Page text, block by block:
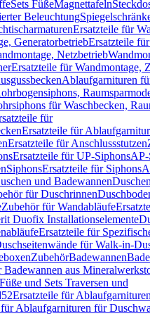
Sets FüßeMagnettafeln
Beleuchtung
Ersatzteile für
GeneratorbetriebErsatzteile
Netzbetrieb
Ersatzteile für Wandmontage,
Ablaufgarnituren
für Waschbecken,
für
Ersatzteile für
Ersatzteile für Anschlussstutzen
Ersatzteile für UP-SiphonsAP-
SiphonsErsatzteile für Siphons
und BadewannenDuschen
für Duschrinnen
Zubehör für Wandabläufe
Duofix Installationselemente
Ersatzteile für
für Walk-in-
ZubehörBadewannen
Badewannen aus
und Sets Traversen und
Ersatzteile für
Ablaufgarnituren für